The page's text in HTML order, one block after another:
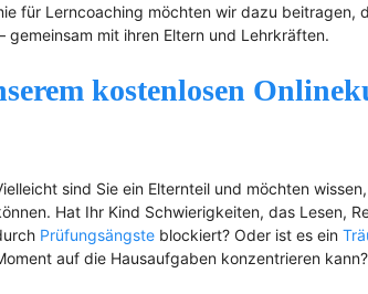
für Lerncoaching möchten wir dazu beitragen,
gemeinsam mit ihren Eltern und Lehrkräften.
kostenlosen
sind Sie ein Elternteil und möchten
Hat Ihr Kind Schwierigkeiten, das Lesen,
Prüfungsängste blockiert? Oder ist es ein
auf die Hausaufgaben konzentrieren kann?